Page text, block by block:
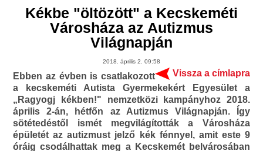
Kékbe "öltözött" a Kecskeméti
Városháza az Autizmus
Világnapjá​n
2018. április 2. 09:58
Vissza a címlapra
Ebben az évben is csatlakozott
a kecskeméti Autista Gyermekekért Egyesület a
„Ragyogj kékben!" nemzetközi kampányhoz 2018.
április 2-án, hétfőn az Autizmus Világnapján. Így
sötétedéstől ismét megvilágították a Városháza
épületét az autizmust jelző kék fénnyel, amit este 9
óráig csodálhattak meg a Kecskemét belvárosában